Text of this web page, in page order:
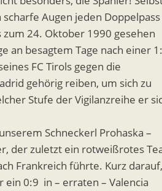
scharfe Augen jeden Doppelpass
24. Oktober 1990 gesehen
an besagtem Tage nach einer
FC Tirols gegen die
gehörig reiben, um sich zu
Stufe der Vigilanzreihe er
Schneckerl Prohaska –
der zuletzt ein rotweißrotes
Frankreich führte. Kurz
ein 0:9 in – erraten – Valencia